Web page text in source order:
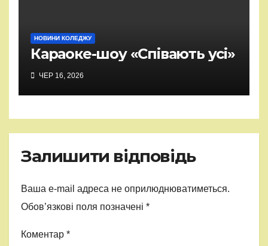
НОВИНИ КОЛЕДЖУ
Караоке-шоу «Співають усі»
ЧЕР 16, 2026
Залишити відповідь
Ваша e-mail адреса не оприлюднюватиметься.
Обов’язкові поля позначені *
Коментар *